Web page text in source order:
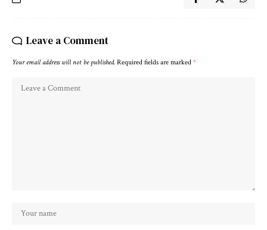
Leave a Comment
Your email address will not be published. Required fields are marked *